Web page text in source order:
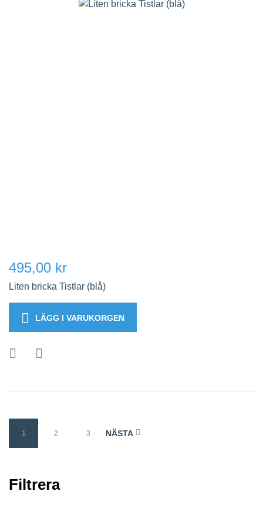
495,00 kr
Liten bricka Tistlar (blå)
LÄGG I VARUKORGEN
1 2 3 NÄSTA
Filtrera